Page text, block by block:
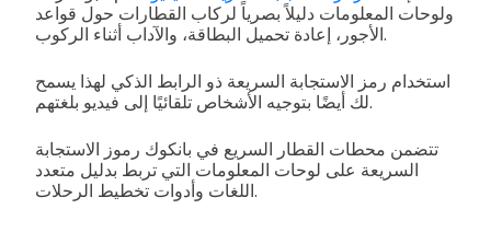
ولوحات المعلومات دليلاً بصرياً لركاب القطارات حول قواعد
الأجور، إعادة تحميل البطاقة، والآداب أثناء الركوب.
استخدام رمز الاستجابة السريعة ذو الرابط الذكي لهذا يسمح
لك أيضًا بتوجيه الأشخاص تلقائيًا إلى فيديو بلغتهم.
تتضمن محطات القطار السريع في بانكوك رموز الاستجابة
السريعة على لوحات المعلومات التي تربط بدليل متعدد
اللغات وأدوات تخطيط الرحلات.